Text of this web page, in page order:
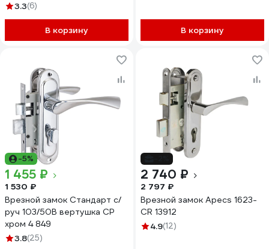
3.3(6)
В корзину В корзину
-5%
1 455 ₽
1 530 ₽
Врезной замок Стандарт с/
руч 103/50B вертушка CP
хром 4 849
3.8(25)
2 740 ₽
2 797 ₽
Врезной замок Apecs 1623-
CR 13912
4.9(12)